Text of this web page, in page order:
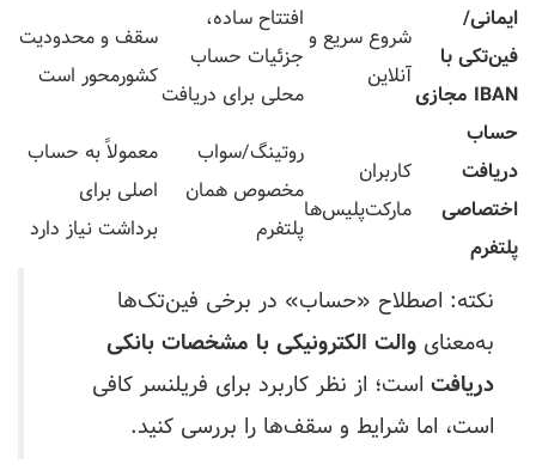
ایمانی/
فین‌تکی با
IBAN مجازی
شروع سریع و
آنلاین
افتتاح ساده،
جزئیات حساب
محلی برای دریافت
سقف و محدودیت
کشورمحور است
حساب
دریافت
اختصاصی
پلتفرم
کاربران
مارکت‌پلیس‌ها
روتینگ/سواب
مخصوص همان
پلتفرم
معمولاً به حساب
اصلی برای
برداشت نیاز دارد
نکته: اصطلاح «حساب» در برخی فین‌تک‌ها
به‌معنای والت الکترونیکی با مشخصات بانکی
دریافت است؛ از نظر کاربرد برای فریلنسر کافی
است، اما شرایط و سقف‌ها را بررسی کنید.